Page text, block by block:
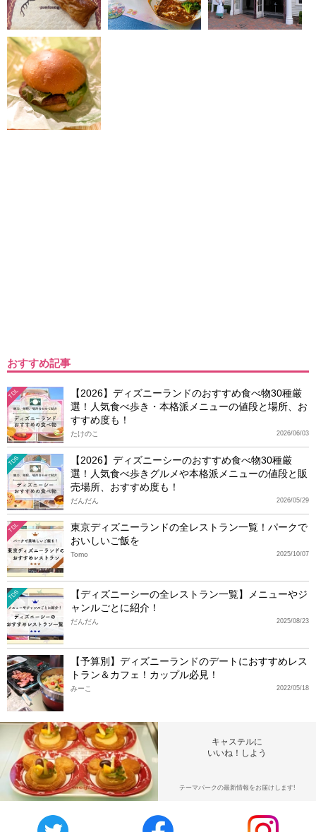
おすすめ記事
TDL
【2026】ディズニーランドのおすすめ食べ物30種厳
選！人気食べ歩き・本格派メニューの値段と場所、お
すすめ度も！
2026/06/03
たけのこ
TDS
【2026】ディズニーシーのおすすめ食べ物30種厳
選！人気食べ歩きグルメや本格派メニューの値段と販
売場所、おすすめ度も！
2026/05/29
だんだん
TDL
東京ディズニーランドの全レストラン一覧！パークで
おいしいご飯を
2025/10/07
Tomo
TDS
【ディズニーシーの全レストラン一覧】メニューやジ
ャンルごとに紹介！
2025/08/23
だんだん
【予算別】ディズニーランドのデートにおすすめレス
トラン＆カフェ！カップル必見！
2022/05/18
みーこ
キャステルに
いいね！しよう
テーマパークの最新情報をお届けします!